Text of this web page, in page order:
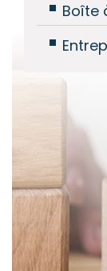
Boîte